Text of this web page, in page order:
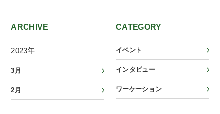
ARCHIVE
2023年
3月
2月
CATEGORY
イベント
インタビュー
ワーケーション